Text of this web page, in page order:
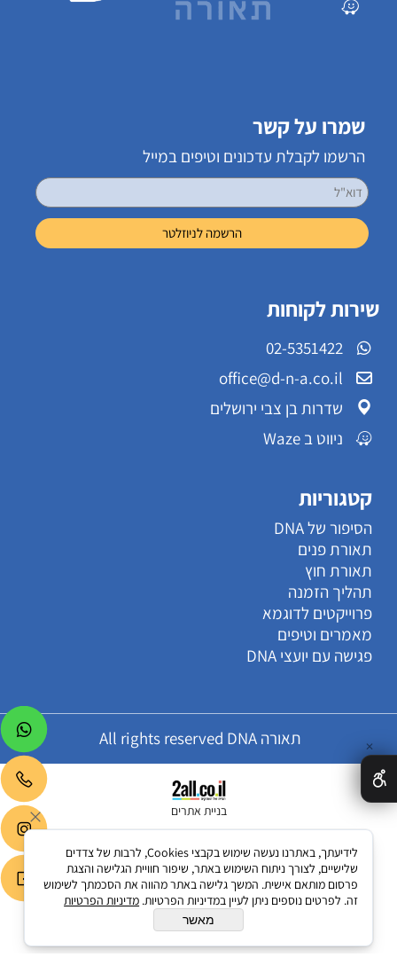
שמרו על קשר
הרשמו לקבלת עדכונים וטיפים במייל
שירות לקוחות
02-5351422
office@d-n-a.co.il
שדרות בן צבי ירושלים
ניווט ב Waze
קטגוריות
הסיפור של DNA
תאורת פנים
תאורת חוץ
תהליך הזמנה
פרוייקטים לדוגמא
מאמרים וטיפים
פגישה עם יועצי DNA
תאורה All rights reserved DNA
בניית אתרים
✕
לידיעתך, באתרנו נעשה שימוש בקבצי Cookies, לרבות של צדדים
שלישיים, לצורך ניתוח השימוש באתר, שיפור חוויית הגלישה והצגת
פרסום מותאם אישית. המשך גלישה באתר מהווה את הסכמתך לשימוש
זה. לפרטים נוספים ניתן לעיין במדיניות הפרטיות. מדיניות הפרטיות
מאשר